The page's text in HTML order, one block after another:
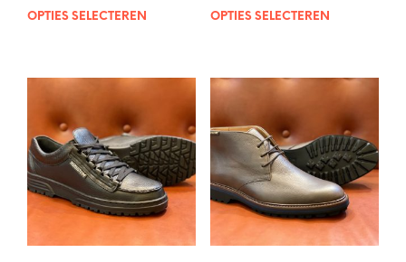
OPTIES SELECTEREN
Dit
meerdere
variaties.
Deze
optie
kan
gekozen
worden
productpagina
OPTIES SELECTEREN
kan